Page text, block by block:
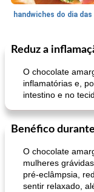
handwiches do dia das
Acompanhamento
molho barbecue fácil
Reduz a
O chocolate
inflamatórias e,
intestino e no
Benéfico
O chocolate
mulheres
pré-eclâmpsia,
sentir relaxado,